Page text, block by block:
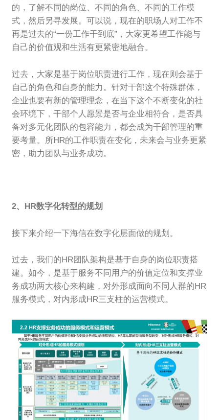
的，了解不同的岗位、不同的角色、不同的工作模
式，然后另寻发展。可以说，现在的职场人对工作不
再是过去的“一份工作干到底”，大家更希望工作能与
自己的价值观和生活有更紧密地融合。
过去，大家是基于岗位职责进行工作，现在则会基于
自己的角色和自身的能力。针对干部这个特殊群体，
企业也要有新的管理理念，在当下这个不断变化的社
会环境下，干部个人愿景是否与企业相符合，是否具
备对多元化团队的包容能力，都会成为干部管理的重
要考量。所HR的工作职责在变化，未来会与业务更紧
密，助力团队与业务成功。
2、HR数字化转型的规划
接下来介绍一下海信在数字化层面做的规划。
过去，我们的HR团队架构是基于自身的岗位职责搭
建。如今，是基于服务不同用户的价值定位和支撑业
务成功两大核心来构建，对外形成面向不同人群的HR
服务模式，对内形成HR三支柱的运营模式。